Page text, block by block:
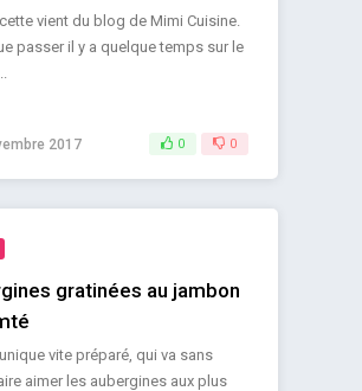
vient du blog de Mimi Cuisine.
passer il y a quelque temps sur le
2017 0 0
gratinées au jambon
vite préparé, qui va sans
aimer les aubergines aux plus